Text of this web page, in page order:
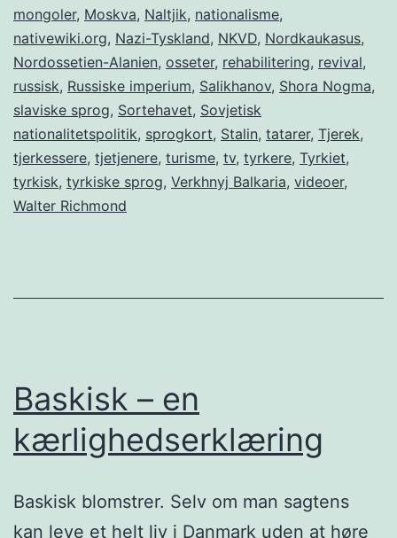
mongoler, Moskva, Naltjik, nationalisme,
nativewiki.org, Nazi-Tyskland, NKVD, Nordkaukasus,
Nordossetien-Alanien, osseter, rehabilitering, revival,
russisk, Russiske imperium, Salikhanov, Shora Nogma,
slaviske sprog, Sortehavet, Sovjetisk
nationalitetspolitik, sprogkort, Stalin, tatarer, Tjerek,
tjerkessere, tjetjenere, turisme, tv, tyrkere, Tyrkiet,
tyrkisk, tyrkiske sprog, Verkhnyj Balkaria, videoer,
Walter Richmond
Baskisk – en
kærlighedserklæring
Baskisk blomstrer. Selv om man sagtens
kan leve et helt liv i Danmark uden at høre